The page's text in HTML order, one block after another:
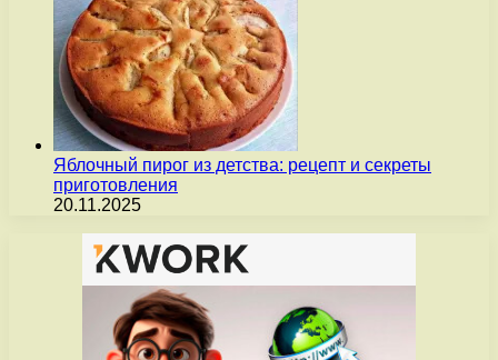
Яблочный пирог из детства: рецепт и секреты
приготовления
20.11.2025